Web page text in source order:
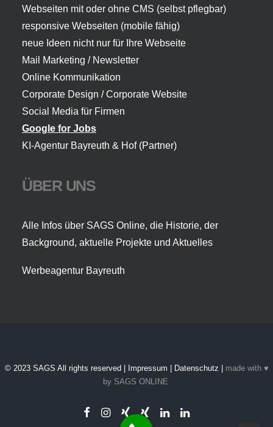
Webseiten mit oder ohne CMS (selbst pflegbar)
responsive Webseiten (mobile fähig)
neue Ideen nicht nur für Ihre Webseite
Mail Marketing / Newsletter
Online Kommunikation
Corporate Design / Corporate Website
Social Media für Firmen
Google for Jobs
KI-Agentur Bayreuth & Hof (Partner)
ÜBER UNS
Alle Infos über SAGS Online, die Historie, der
Background, aktuelle Projekte und Aktuelles
Werbeagentur Bayreuth
© 2023 SAGS All rights reserved | Impressum Datenschutz
made with ♥
by SAGS ONLINE